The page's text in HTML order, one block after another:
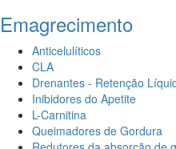
Emagrecimento
Anticelulíticos
CLA
Drenantes - Retenção
Inibidores do Apetite
L-Carnitina
Queimadores de Gordura